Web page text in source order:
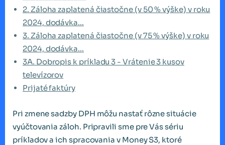
2. Záloha zaplatená čiastočne (v 50 % výške) v roku
2024, dodávka...
3. Záloha zaplatená čiastočne (v 75 % výške) v roku
2024, dodávka...
3A. Dobropis k príkladu 3 - Vrátenie 3 kusov
televízorov
Prijaté faktúry
Pri zmene sadzby DPH môžu nastať rôzne situácie
vyúčtovania záloh. Pripravili sme pre Vás sériu
príkladov a ich spracovania v Money S3, ktoré